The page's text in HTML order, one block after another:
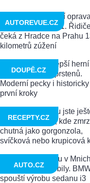
AUTOREVUE.CZ
DOUPĚ.CZ
RECEPTY.CZ
AUTO.CZ